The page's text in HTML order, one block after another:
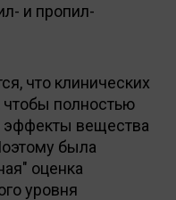
и пропил-
что клинических
полностью
эффекты вещества
была
оценка
уровня